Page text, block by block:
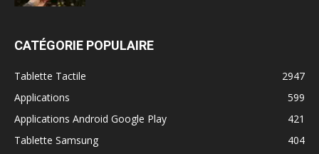
CATÉGORIE POPULAIRE
Tablette Tactile
2947
Applications
599
Applications Android Google Play
421
Tablette Samsung
404